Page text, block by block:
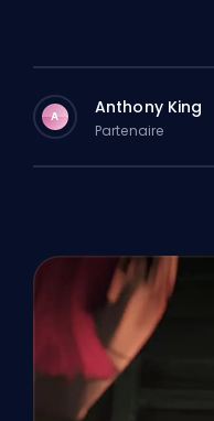
A Anthony King
Partenaire